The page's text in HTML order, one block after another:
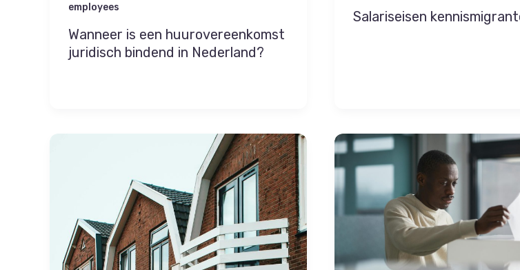
employees
Wanneer is een huurovereenkomst
juridisch bindend in Nederland?
Salariseisen